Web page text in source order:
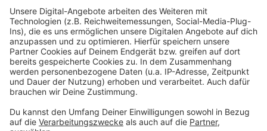
einzubetten. Dieser Service kann
Daten zu Ihren Aktivitäten
sammeln. Bitte lesen Sie die
Details durch und stimmen Sie der
Nutzung des Service zu, um dieses
Video anzusehen.
Tipps der Stadt zum Mund-/Nasenschutz